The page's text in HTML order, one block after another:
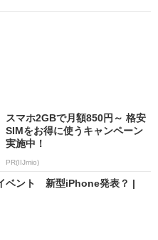
スマホ2GBで月額850円～ 格安
SIMをお得に使うキャンペーン
実施中！
PR(IIJmio)
ベント 新型iPhone発表？ |